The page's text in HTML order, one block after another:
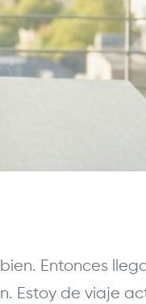
Entonces
Estoy de viaje